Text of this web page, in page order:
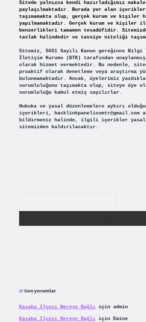
Sitede yalnızca kendi hazırladığımız
paylaşılmaktadır. Burada yer alan
taşımamakta olup, gerçek kurum ve kişiler
yapılmamaktadır. Gerçek kurum ve kişiler
benzerlikleri tamamen tesadüfidir.
taslak halindedir ve tavsiye niteliği
Sitemiz, 5651 Sayılı Kanun gereğince
İletişim Kurumu (BTK) tarafından
olarak hizmet vermektedir. Bu nedenle,
proaktif olarak denetleme veya araştırma
bulunmamaktadır. Ancak, üyelerimiz
sorumluluğunu taşımakta olup, siteye üye
sorumluluğu kabul etmiş sayılırlar.
Hukuka ve yasal düzenlemelere aykırı
içerikleri, backlinkpanelicomtr@gmail.com
bildirmeniz halinde, ilgili içerikler yasal
sitemizden kaldırılacaktır.
Son yorumlar
Kasaba Ilçesi Nereye Bağlıiçin admin
Kasaba Ilçesi Nereye Bağlıiçin Emine